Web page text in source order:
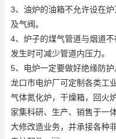
3、油炉的油箱不允许设在
及气阀。
4、炉子的煤气管道与烟道
发生时可减少管道内压力。
5、电炉一定要做好绝缘防护
龙口市电炉厂可定制各类工
气体氮化炉，干燥箱，回火
家集科研、生产、销售于一
大修改造业务，并承接各种